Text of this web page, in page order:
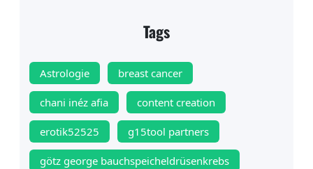
Tags
Astrologie breast cancer
chani inéz afia content creation
erotik52525 g15tool partners
götz george bauchspeicheldrüsenkrebs